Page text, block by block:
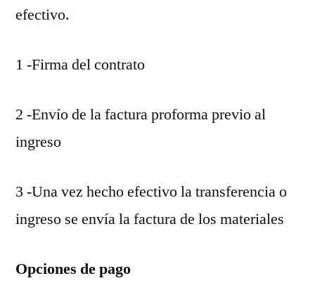
efectivo.
1 -Firma del contrato
2 -Envío de la factura proforma previo al
ingreso
3 -Una vez hecho efectivo la transferencia o
ingreso se envía la factura de los materiales
Opciones de pago